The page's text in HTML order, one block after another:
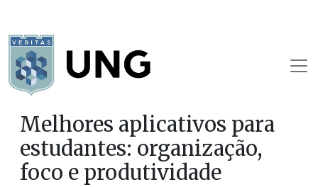
Melhores aplicativos para
estudantes: organização,
foco e produtividade